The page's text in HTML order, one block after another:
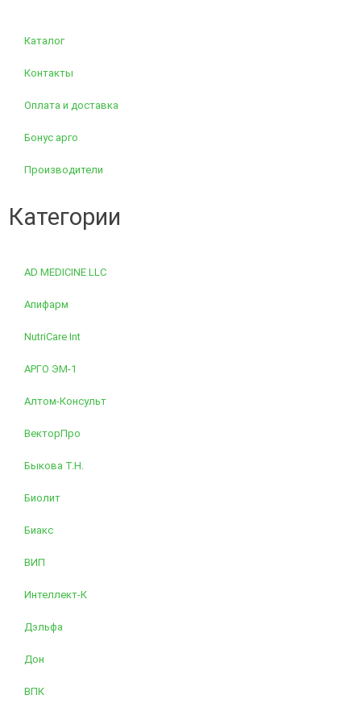
Каталог
Контакты
Оплата и доставка
Бонус арго
Производители
Категории
AD MEDICINE LLC
Апифарм
NutriCare Int
АРГО ЭМ-1
Алтом-Консульт
ВекторПро
Быкова Т.Н.
Биолит
Биакс
ВИП
Интеллект-К
Дэльфа
Дон
ВПК